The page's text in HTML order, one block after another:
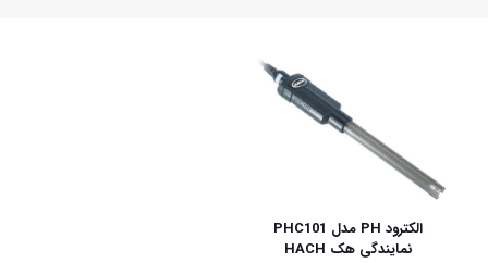
الکترود PH مدل PHC101
نمایندگی هک HACH